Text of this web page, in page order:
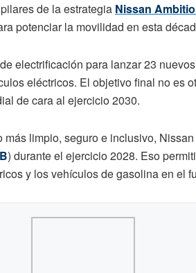
de la estrategia Nissan
potenciar la movilidad en esta
electrificación para lanzar 23
eléctricos. El objetivo final no es
de cara al ejercicio 2030.
más limpio, seguro e inclusivo,
) durante el ejercicio 2028. Eso
y los vehículos de gasolina en el